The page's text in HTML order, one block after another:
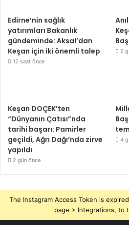
Edirne’nin sağlık
yatırımları Bakanlık
gündeminde: Aksal’dan
Keşan için iki önemli talep
12 saat önce
2
Keşan DOÇEK’ten
“Dünyanın Çatısı”nda
tarihi başarı: Pamirler
geçildi, Ağrı Dağı’nda zirve
yapıldı
2 gün önce
4
The Instagram Access Token is
page > Integrations, to